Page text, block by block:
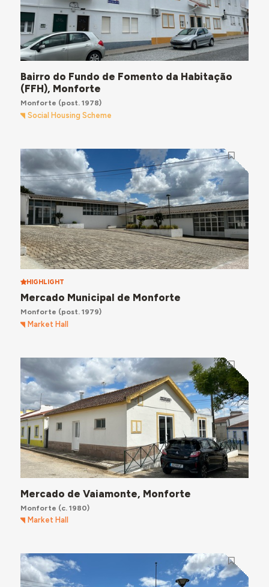
Bairro do Fundo de Fomento da Habitação
(FFH), Monforte
Monforte (post. 1978)
Social Housing Scheme
HIGHLIGHT
Mercado Municipal de Monforte
Monforte (post. 1979)
Market Hall
Mercado de Vaiamonte, Monforte
Monforte (c. 1980)
Market Hall